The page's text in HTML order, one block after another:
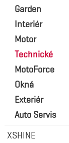
Garden
Interiér
Motor
Technické
MotoForce
Okná
Exteriér
Auto Servis
XSHINE